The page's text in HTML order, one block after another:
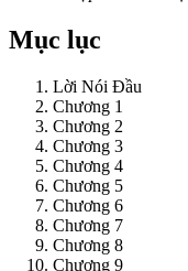
Mục lục
Lời Nói Đầu
Chương 1
Chương 2
Chương 3
Chương 4
Chương 5
Chương 6
Chương 7
Chương 8
Chương 9